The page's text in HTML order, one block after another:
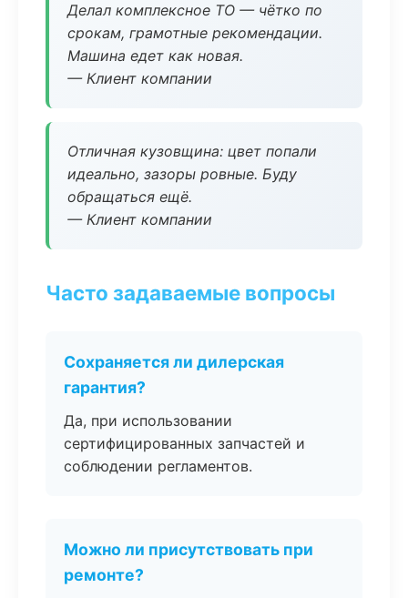
Делал комплексное ТО — чётко по
срокам, грамотные рекомендации.
Машина едет как новая.
— Клиент компании
Отличная кузовщина: цвет попали
идеально, зазоры ровные. Буду
обращаться ещё.
— Клиент компании
Часто задаваемые вопросы
Сохраняется ли дилерская
гарантия?
Да, при использовании
сертифицированных запчастей и
соблюдении регламентов.
Можно ли присутствовать при
ремонте?